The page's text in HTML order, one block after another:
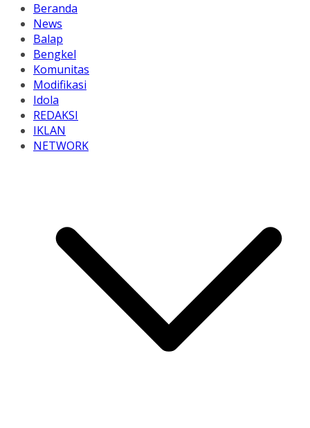
Beranda
News
Balap
Bengkel
Komunitas
Modifikasi
Idola
REDAKSI
IKLAN
NETWORK